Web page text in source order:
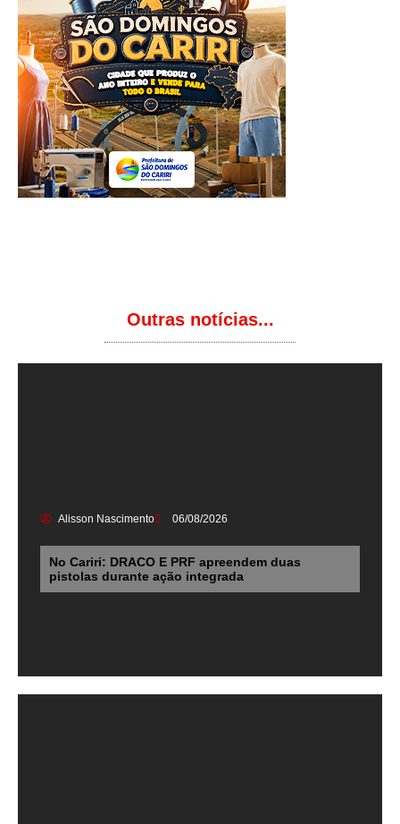
Outras notícias...
Alisson Nascimento 06/08/2026
No Cariri: DRACO E PRF apreendem duas
pistolas durante ação integrada